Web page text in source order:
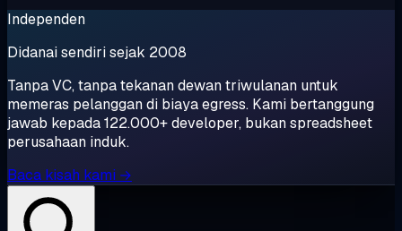
Independen
Didanai sendiri sejak 2008
Tanpa VC, tanpa tekanan dewan triwulanan untuk
memeras pelanggan di biaya egress. Kami bertanggung
jawab kepada 122.000+ developer, bukan spreadsheet
perusahaan induk.
Baca kisah kami →